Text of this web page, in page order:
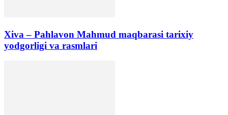
Xiva – Pahlavon Mahmud maqbarasi tarixiy
yodgorligi va rasmlari